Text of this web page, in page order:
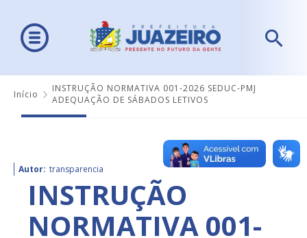
Início
INSTRUÇÃO NORMATIVA 001-2026 SEDUC-PMJ
ADEQUAÇÃO DE SÁBADOS LETIVOS
Autor: transparencia
INSTRUÇÃO
NORMATIVA 001-